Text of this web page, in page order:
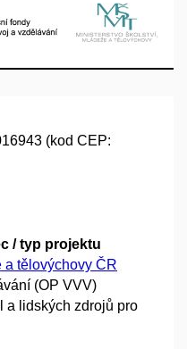
(kod CEP:
/ typ projektu
a tělovýchovy ČR
(OP VVV)
a lidských zdrojů pro